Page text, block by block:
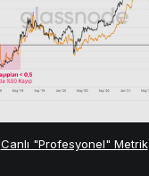
Canlı "Profesyonel" Metrik